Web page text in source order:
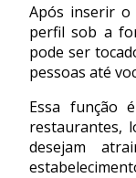
Após inserir o
perfil sob a
pode ser
pessoas até
Essa função
restaurantes,
desejam